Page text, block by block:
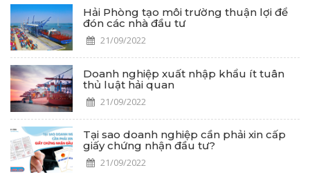
Hải Phòng tạo môi trường thuận lợi để
đón các nhà đầu tư
21/09/2022
Doanh nghiệp xuất nhập khẩu ít tuân
thủ luật hải quan
21/09/2022
Tại sao doanh nghiệp cần phải xin cấp
giấy chứng nhận đầu tư?
21/09/2022